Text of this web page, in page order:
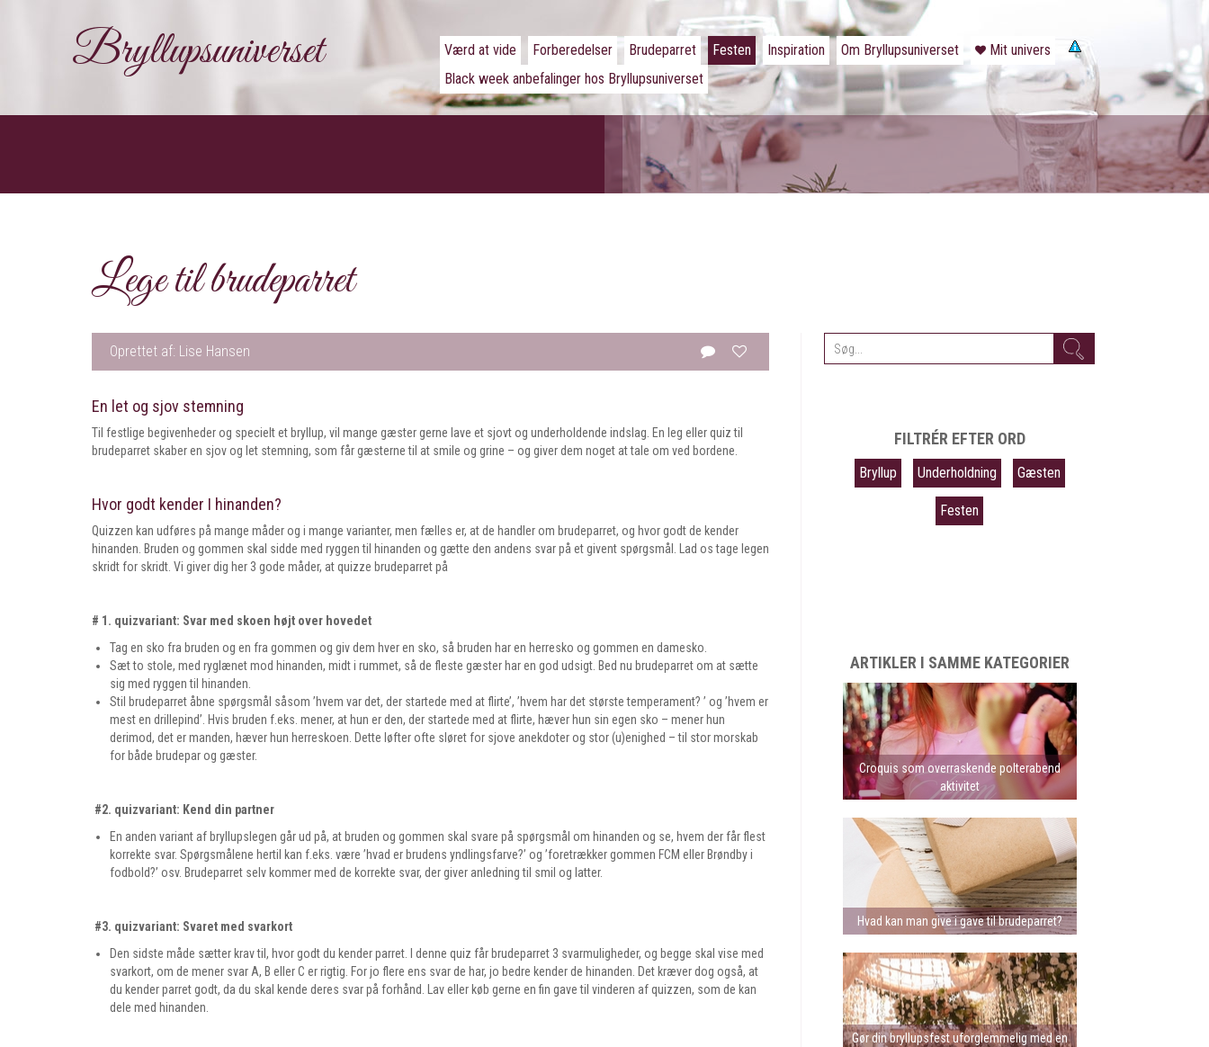
Bryllupsuniverset Værd at vide Forberedelser Brudeparret Festen Inspiration Om Bryllupsuniverset
Mit univers
Black week anbefalinger hos Bryllupsuniverset
Lege til brudeparret
Oprettet af: Lise Hansen
En let og sjov stemning
Til festlige begivenheder og specielt et bryllup, vil mange gæster gerne lave et sjovt og underholdende indslag. En leg eller quiz til
brudeparret skaber en sjov og let stemning, som får gæsterne til at smile og grine – og giver dem noget at tale om ved bordene.
Hvor godt kender I hinanden?
Quizzen kan udføres på mange måder og i mange varianter, men fælles er, at de handler om brudeparret, og hvor godt de kender
hinanden. Bruden og gommen skal sidde med ryggen til hinanden og gætte den andens svar på et givent spørgsmål. Lad os tage legen
skridt for skridt. Vi giver dig her 3 gode måder, at quizze brudeparret på
# 1. quizvariant: Svar med skoen højt over hovedet
Tag en sko fra bruden og en fra gommen og giv dem hver en sko, så bruden har en herresko og gommen en damesko.
Sæt to stole, med ryglænet mod hinanden, midt i rummet, så de fleste gæster har en god udsigt. Bed nu brudeparret om at sætte
sig med ryggen til hinanden.
Stil brudeparret åbne spørgsmål såsom ’hvem var det, der startede med at flirte’, ’hvem har det største temperament? ’ og ’hvem er
mest en drillepind’. Hvis bruden f.eks. mener, at hun er den, der startede med at flirte, hæver hun sin egen sko – mener hun
derimod, det er manden, hæver hun herreskoen. Dette løfter ofte sløret for sjove anekdoter og stor (u)enighed – til stor morskab
for både brudepar og gæster.
#2. quizvariant: Kend din partner
En anden variant af bryllupslegen går ud på, at bruden og gommen skal svare på spørgsmål om hinanden og se, hvem der får flest
korrekte svar. Spørgsmålene hertil kan f.eks. være ’hvad er brudens yndlingsfarve?’ og ’foretrækker gommen FCM eller Brøndby i
fodbold?’ osv. Brudeparret selv kommer med de korrekte svar, der giver anledning til smil og latter.
#3. quizvariant: Svaret med svarkort
Den sidste måde sætter krav til, hvor godt du kender parret. I denne quiz får brudeparret 3 svarmuligheder, og begge skal vise med
svarkort, om de mener svar A, B eller C er rigtig. For jo flere ens svar de har, jo bedre kender de hinanden. Det kræver dog også, at
du kender parret godt, da du skal kende deres svar på forhånd. Lav eller køb gerne en fin gave til vinderen af quizzen, som de kan
dele med hinanden.
FILTRÉR EFTER ORD
Bryllup Underholdning Gæsten
Festen
ARTIKLER I SAMME KATEGORIER
Croquis som overraskende polterabend
aktivitet
Hvad kan man give i gave til brudeparret?
Gør din bryllupsfest uforglemmelig med en